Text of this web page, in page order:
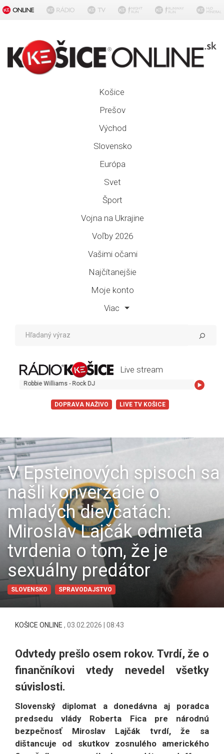
Košice
Prešov
Východ
Slovensko
Európa
Svet
Šport
Vojna na Ukrajine
Voľby 2026
Vašimi očami
Najčítanejšie
Moje konto
Viac
Live stream
Robbie Williams - Rock DJ
DOPRAVA NAŽIVO LIVE TV KOŠICE
V Epsteinových spisoch sa
našli konverzácie o
mladých dievčatách:
Miroslav Lajčák odmieta
tvrdenia o tom, že je
sexuálny predátor
SLOVENSKO SPRAVODAJSTVO
KOŠICE ONLINE , 03.02.2026 | 08:43
Odvtedy prešlo osem rokov. Tvrdí, že o
finančníkovi vtedy nevedel všetky
súvislosti.
Slovenský diplomat a donedávna aj poradca
predsedu vlády Roberta Fica pre národnú
bezpečnosť Miroslav Lajčák tvrdí, že sa
dištancuje od skutkov zosnulého amerického